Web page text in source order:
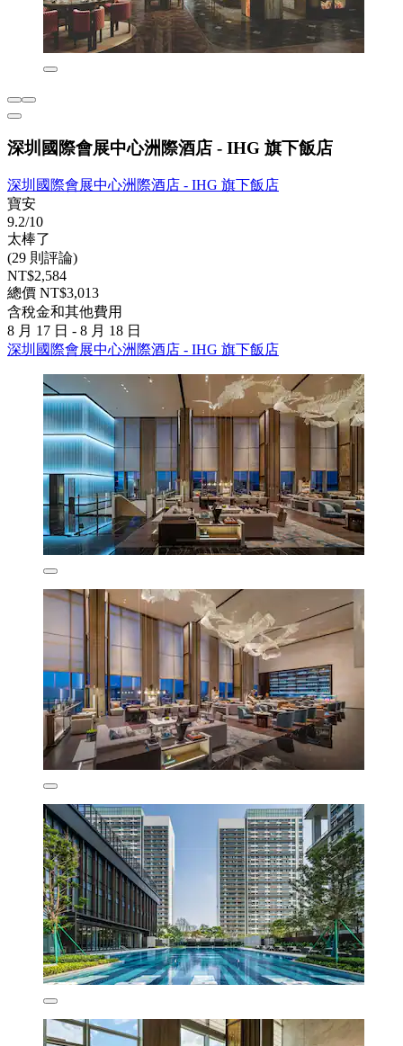
深圳國際會展中心洲際酒店 - IHG 旗下飯店
深圳國際會展中心洲際酒店 - IHG 旗下飯店
寶安
9.2/10
太棒了
(29 則評論)
NT$2,584
總價 NT$3,013
含稅金和其他費用
8 月 17 日 - 8 月 18 日
深圳國際會展中心洲際酒店 - IHG 旗下飯店